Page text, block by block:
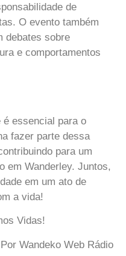
de
O evento também
debates sobre
e comportamentos
é essencial para o
fazer parte dessa
para um
em Wanderley. Juntos,
em um ato de
a vida!
Vidas!
Wandeko Web Rádio